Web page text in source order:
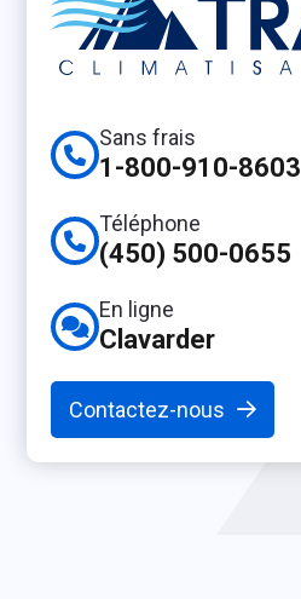
Sans frais
1-800-910-8603
Téléphone
(450) 500-0655
En ligne
Clavarder
Contactez-nous